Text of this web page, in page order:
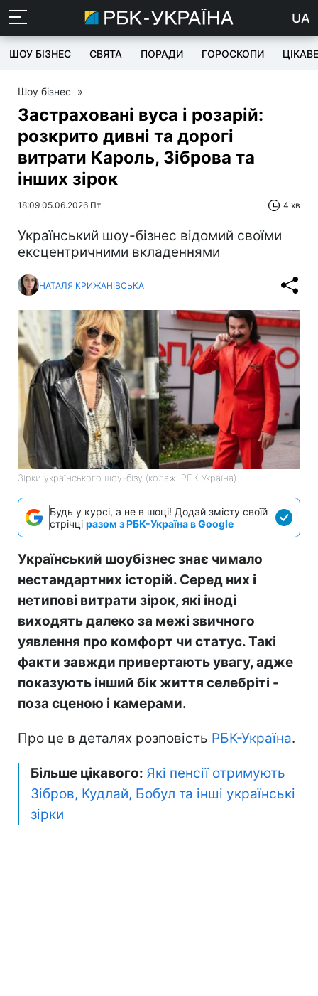
UA
ШОУ БІЗНЕС СВЯТА ПОРАДИ ГОРОСКОПИ ЦІКАВЕ
Шоу бізнес »
Застраховані вуса і розарій:
розкрито дивні та дорогі
витрати Кароль, Зіброва та
інших зірок
18:09 05.06.2026 Пт 4 хв
Український шоу-бізнес відомий своїми
ексцентричними вкладеннями
НАТАЛЯ КРИЖАНІВСЬКА
Зірки українського шоу-бізу (колаж: РБК-Україна)
Будь у курсі, а не в шоці! Додай змісту своїй
стрічці разом з РБК-Україна в Google
Український шоубізнес знає чимало
нестандартних історій. Серед них і
нетипові витрати зірок, які іноді
виходять далеко за межі звичного
уявлення про комфорт чи статус. Такі
факти завжди привертають увагу, адже
показують інший бік життя селебріті -
поза сценою і камерами.
Про це в деталях розповість РБК-Україна.
Більше цікавого: Які пенсії отримують
Зібров, Кудлай, Бобул та інші українські
зірки